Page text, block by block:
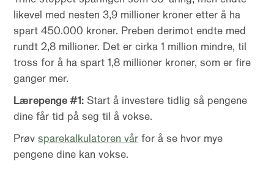
likevel med nesten 3,9 millioner kroner etter å ha
spart 450.000 kroner. Preben derimot endte med
rundt 2,8 millioner. Det er cirka 1 million mindre, til
tross for å ha spart 1,8 millioner kroner, som er fire
ganger mer.
Lærepenge #1: Start å investere tidlig så pengene
dine får tid på seg til å vokse.
Prøvsparekalkulatoren vår for å se hvor mye
pengene dine kan vokse.